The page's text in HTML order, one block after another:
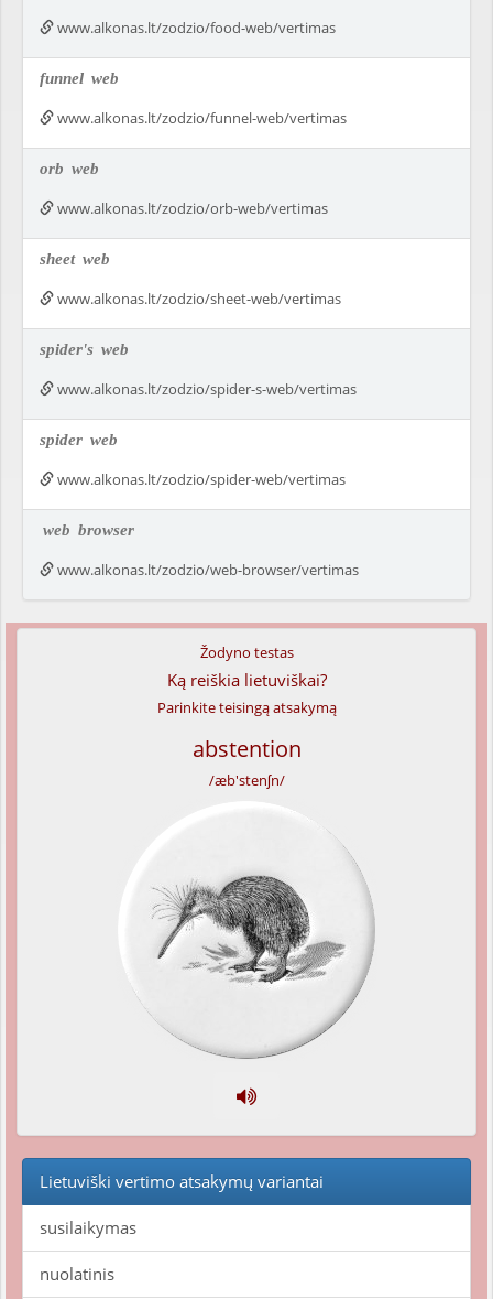
www.alkonas.lt/zodzio/food-web/vertimas
funnel web
www.alkonas.lt/zodzio/funnel-web/vertimas
orb web
www.alkonas.lt/zodzio/orb-web/vertimas
sheet web
www.alkonas.lt/zodzio/sheet-web/vertimas
spider's web
www.alkonas.lt/zodzio/spider-s-web/vertimas
spider web
www.alkonas.lt/zodzio/spider-web/vertimas
web browser
www.alkonas.lt/zodzio/web-browser/vertimas
Žodyno testas
Ką reiškia lietuviškai?
Parinkite teisingą atsakymą
abstention
/æb'stenʃn/
Lietuviški vertimo atsakymų variantai
susilaikymas
nuolatinis